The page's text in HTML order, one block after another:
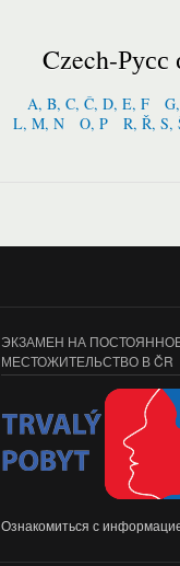
Czech-Русс
A, B, C, Č, D, E, F
L, M, N
O, P R, Ř, S,
ЭКЗАМЕН НА
МЕСТОЖИТЕЛЬСТВО В ČR
Ознакомиться с